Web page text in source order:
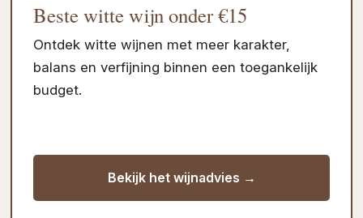
Beste witte wijn onder €15
Ontdek witte wijnen met meer karakter,
balans en verfijning binnen een toegankelijk
budget.
Bekijk het wijnadvies →